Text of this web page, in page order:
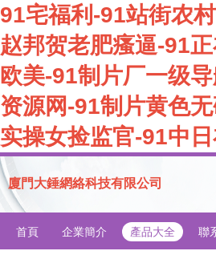
91宅福利-91站街农
赵邦贺老肥瘙逼-91
欧美-91制片厂一级
资源网-91制片黄色
实操女捡监官-91中
廈門大錘網絡科技有限公司
首頁 企業簡介 產品大全 聯